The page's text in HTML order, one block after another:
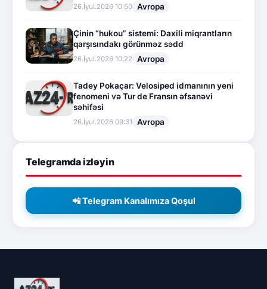
26.İyul.2026 10:50 Avropa
Çinin “hukou” sistemi: Daxili miqrantların
qarşısındakı görünməz sədd
26.İyul.2026 10:22 Avropa
Tadey Pokaçar: Velosiped idmanının yeni
fenomeni və Tur de Fransın əfsanəvi
səhifəsi
26.İyul.2026 09:31 Avropa
Telegramda izləyin
📲 Telegram Kanalımıza Qoşul